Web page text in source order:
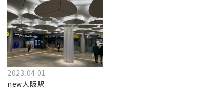
2023.04.01
new大阪駅